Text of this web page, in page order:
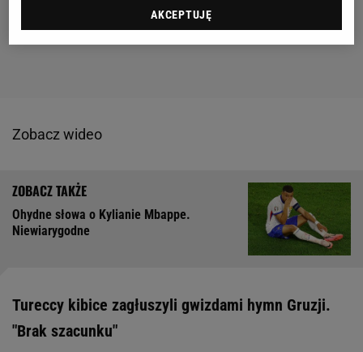
Zobacz wideo
Ohydne słowa o Kylianie Mbappe.
Niewiarygodne
Tureccy kibice zagłuszyli gwizdami hymn Gruzji.
"Brak szacunku"
AKCEPTUJĘ